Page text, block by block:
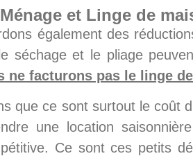
et Linge de
également des
séchage et le pliage
ne facturons pas le linge
que ce sont surtout le coût
une location
Ce sont ces petits